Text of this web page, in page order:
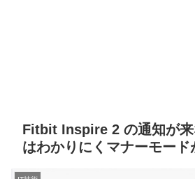
Fitbit Inspire 2 の通知が
はわかりにくマナーモード